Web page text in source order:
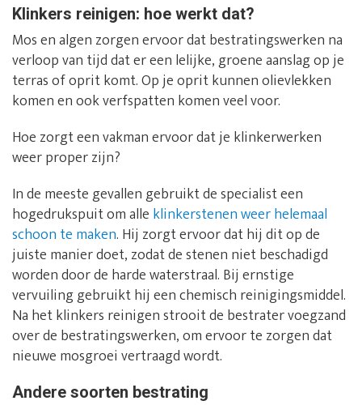
Klinkers reinigen: hoe werkt dat?
Mos en algen zorgen ervoor dat bestratingswerken na
verloop van tijd dat er een lelijke, groene aanslag op je
terras of oprit komt. Op je oprit kunnen olievlekken
komen en ook verfspatten komen veel voor.
Hoe zorgt een vakman ervoor dat je klinkerwerken
weer proper zijn?
In de meeste gevallen gebruikt de specialist een
hogedrukspuit om alle klinkerstenen weer helemaal
schoon te maken. Hij zorgt ervoor dat hij dit op de
juiste manier doet, zodat de stenen niet beschadigd
worden door de harde waterstraal. Bij ernstige
vervuiling gebruikt hij een chemisch reinigingsmiddel.
Na het klinkers reinigen strooit de bestrater voegzand
over de bestratingswerken, om ervoor te zorgen dat
nieuwe mosgroei vertraagd wordt.
Andere soorten bestrating